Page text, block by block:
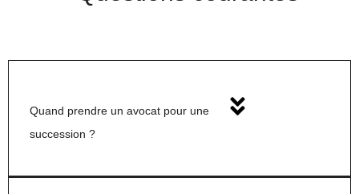
Quand prendre un avocat pour une
succession ?